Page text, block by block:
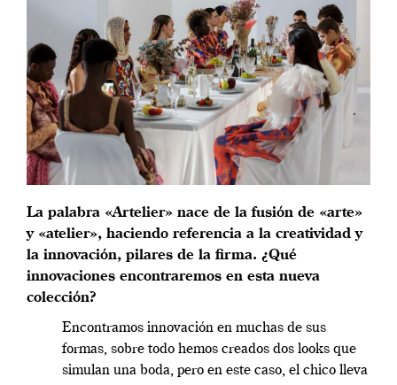
La palabra «Artelier» nace de la fusión de «arte»
y «atelier», haciendo referencia a la creatividad y
la innovación, pilares de la firma. ¿Qué
innovaciones encontraremos en esta nueva
colección?
Encontramos innovación en muchas de sus
formas, sobre todo hemos creados dos looks que
simulan una boda, pero en este caso, el chico lleva